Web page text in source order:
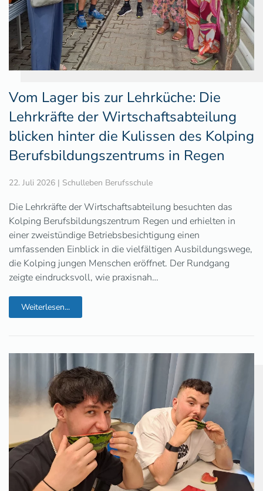
Vom Lager bis zur Lehrküche: Die
Lehrkräfte der Wirtschaftsabteilung
blicken hinter die Kulissen des Kolping
Berufsbildungszentrums in Regen
22. Juli 2026 | Schulleben Berufsschule
Die Lehrkräfte der Wirtschaftsabteilung besuchten das
Kolping Berufsbildungszentrum Regen und erhielten in
einer zweistündige Betriebsbesichtigung einen
umfassenden Einblick in die vielfältigen Ausbildungswege,
die Kolping jungen Menschen eröffnet. Der Rundgang
zeigte eindrucksvoll, wie praxisnah…
Weiterlesen...